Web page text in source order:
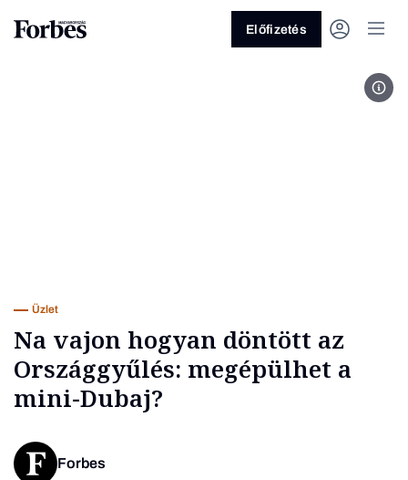
Előfizetés
Üzlet
Na vajon hogyan döntött az
Országgyűlés: megépülhet a
mini-Dubaj?
Forbes